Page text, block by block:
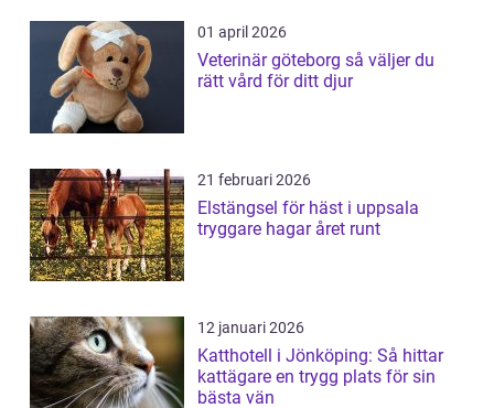
01 april 2026
Veterinär göteborg så väljer du
rätt vård för ditt djur
21 februari 2026
Elstängsel för häst i uppsala
tryggare hagar året runt
12 januari 2026
Katthotell i Jönköping: Så hittar
kattägare en trygg plats för sin
bästa vän